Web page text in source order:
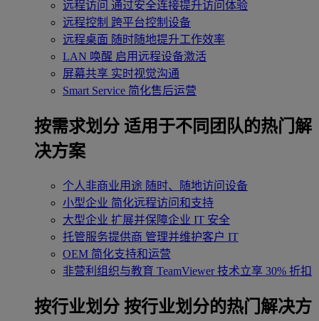
远程访问 通过安全连接提升访问体验
远程控制 跨平台控制设备
远程桌面 随时随地提升工作效率
LAN 唤醒 启用远程设备激活
屏幕共享 实时视觉沟通
Smart Service 简化售后运营
按需求划分 适用于不同团队的热门解
决方案
个人非商业用途 随时、随地访问设备
小型企业 简化远程访问和支持
大型企业 扩展并保障企业 IT 安全
托管服务提供商 管理并维护客户 IT
OEM 简化支持和运营
非营利组织与教育 TeamViewer 技术立享 30% 折扣
‌按行业划分 按行业划分的热门解决方